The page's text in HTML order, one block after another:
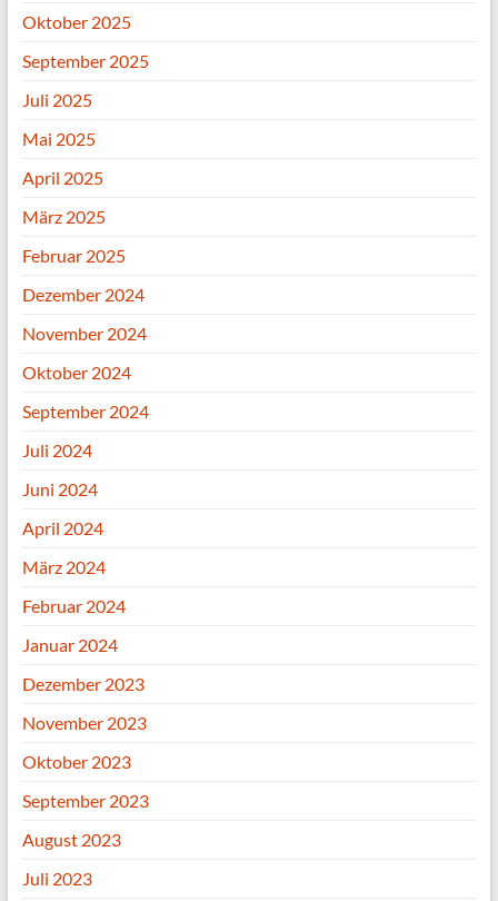
Oktober 2025
September 2025
Juli 2025
Mai 2025
April 2025
März 2025
Februar 2025
Dezember 2024
November 2024
Oktober 2024
September 2024
Juli 2024
Juni 2024
April 2024
März 2024
Februar 2024
Januar 2024
Dezember 2023
November 2023
Oktober 2023
September 2023
August 2023
Juli 2023